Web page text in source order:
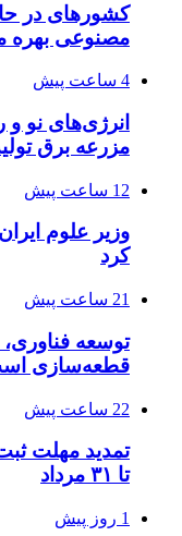
کشورهای در
مصنوعی بهره
4 ساعت پیش
انرژی‌های نو
مزرعه‌ برق
12 ساعت پیش
وزیر علوم
کرد
21 ساعت پیش
توسعه
قطعه‌سازی
22 ساعت پیش
تا ۳۱ مرداد
1 روز پیش